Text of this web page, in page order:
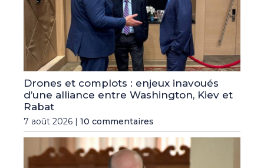
Drones et complots : enjeux inavoués
d’une alliance entre Washington, Kiev et
Rabat
7 août 2026 | 10 commentaires